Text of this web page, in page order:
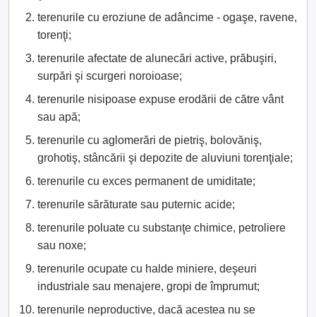
terenurile cu eroziune de adâncime - ogaşe, ravene,
torenţi;
terenurile afectate de alunecări active, prăbuşiri,
surpări şi scurgeri noroioase;
terenurile nisipoase expuse erodării de către vânt
sau apă;
terenurile cu aglomerări de pietriş, bolovăniş,
grohotiş, stâncării şi depozite de aluviuni torenţiale;
terenurile cu exces permanent de umiditate;
terenurile sărăturate sau puternic acide;
terenurile poluate cu substanţe chimice, petroliere
sau noxe;
terenurile ocupate cu halde miniere, deşeuri
industriale sau menajere, gropi de împrumut;
terenurile neproductive, dacă acestea nu se